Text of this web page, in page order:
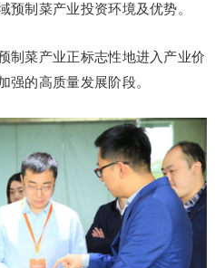
预制菜产业投资环境及优势。
制菜产业正标志性地进入产业价
强的高质量发展阶段。